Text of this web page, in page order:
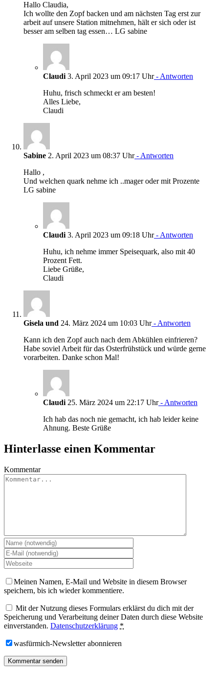
Hallo Claudia,
Ich wollte den Zopf backen und am nächsten Tag erst zur
arbeit auf unsere Station mitnehmen, hält er sich oder ist
besser am selben tag essen… LG sabine
Claudi 3. April 2023 um 09:17 Uhr- Antworten
Huhu, frisch schmeckt er am besten!
Alles Liebe,
Claudi
Sabine 2. April 2023 um 08:37 Uhr- Antworten
Hallo ,
Und welchen quark nehme ich ..mager oder mit Prozente
LG sabine
Claudi 3. April 2023 um 09:18 Uhr- Antworten
Huhu, ich nehme immer Speisequark, also mit 40
Prozent Fett.
Liebe Grüße,
Claudi
Gisela und 24. März 2024 um 10:03 Uhr- Antworten
Kann ich den Zopf auch nach dem Abkühlen einfrieren?
Habe soviel Arbeit für das Osterfrühstück und würde gerne
vorarbeiten. Danke schon Mal!
Claudi 25. März 2024 um 22:17 Uhr- Antworten
Ich hab das noch nie gemacht, ich hab leider keine
Ahnung. Beste Grüße
Hinterlasse einen Kommentar
Kommentar
Meinen Namen, E-Mail und Website in diesem Browser
speichern, bis ich wieder kommentiere.
Mit der Nutzung dieses Formulars erklärst du dich mit der
Speicherung und Verarbeitung deiner Daten durch diese Website
einverstanden. Datenschutzerklärung *
wasfürmich-Newsletter abonnieren